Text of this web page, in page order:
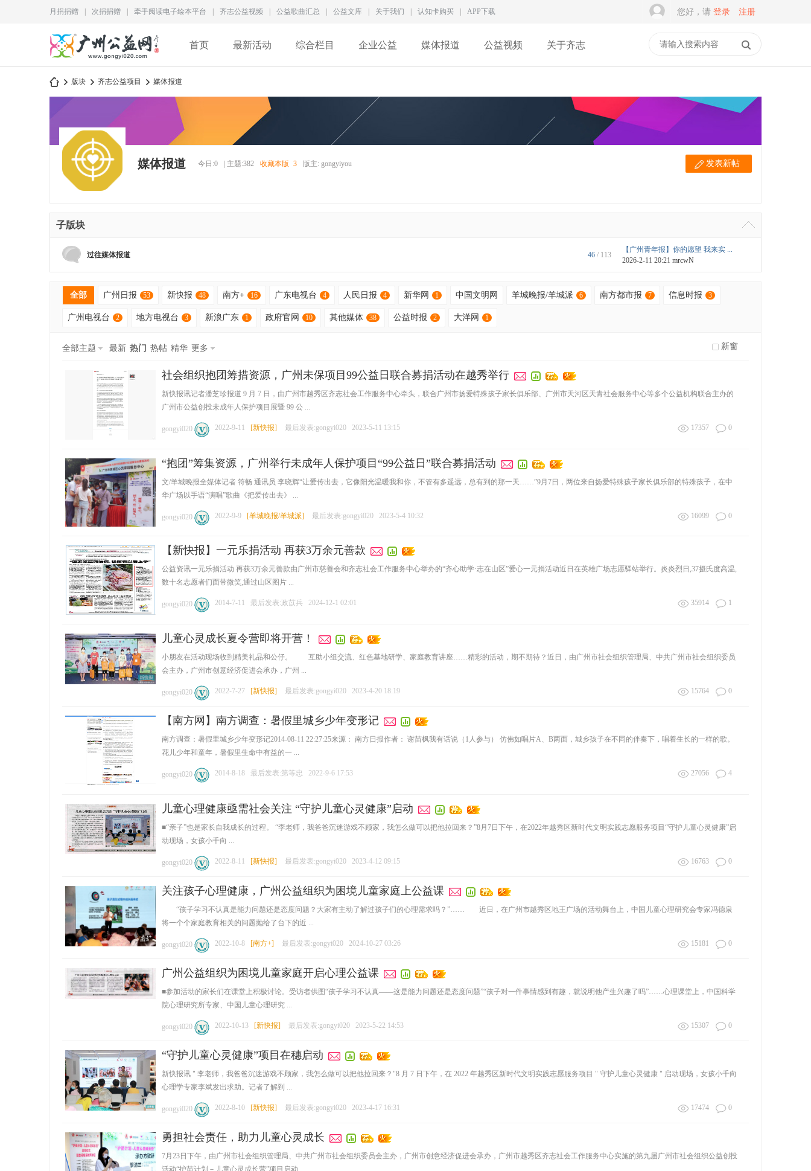
月捐捐赠 次捐捐赠 牵手阅读电子绘本平台 齐志公益视频 公益歌曲汇总 公益文库 关于我们 认知卡购买 APP下载 您好，请 登录 注册
首页 最新活动 综合栏目 企业公益 媒体报道 公益视频 关于齐志
版块 齐志公益项目 媒体报道
媒体报道 今日:0 主题:382 收藏本版 3 版主: gongyiyou 发表新帖
子版块
过往媒体报道 46 / 113
【广州青年报】你的愿望 我来实 ...
2026-2-11 20:21 mrcwN
全部 广州日报 53 新快报 48 南方+ 16 广东电视台 4 人民日报 4 新华网 1 中国文明网 羊城晚报/羊城派 6 南方都市报 7 信息时报 3
广州电视台 2 地方电视台 3 新浪广东 1 政府官网 10 其他媒体 38 公益时报 2 大洋网 1
新窗
全部主题 最新 热门 热帖 精华 更多
社会组织抱团筹措资源，广州未保项目99公益日联合募捐活动在越秀举行
新快报讯记者潘芝珍报道 9 月 7 日，由广州市越秀区齐志社会工作服务中心牵头，联合广州市扬爱特殊孩子家长俱乐部、广州市天河区天青社会服务中心等多个公益机构联合主办的
广州市公益创投未成年人保护项目展暨 99 公 ...
gongyi020 2022-9-11 [新快报] 最后发表:gongyi020 2023-5-11 13:15 17357 0
“抱团”筹集资源，广州举行未成年人保护项目“99公益日”联合募捐活动
文/羊城晚报全媒体记者 符畅 通讯员 李晓辉“让爱传出去，它像阳光温暖我和你，不管有多遥远，总有到的那一天……”9月7日，两位来自扬爱特殊孩子家长俱乐部的特殊孩子，在中
华广场以手语“演唱”歌曲《把爱传出去》 ...
gongyi020 2022-9-9 [羊城晚报/羊城派] 最后发表:gongyi020 2023-5-4 10:32 16099 0
【新快报】一元乐捐活动 再获3万余元善款
公益资讯一元乐捐活动 再获3万余元善款由广州市慈善会和齐志社会工作服务中心举办的“齐心助学·志在山区”爱心一元捐活动近日在英雄广场志愿驿站举行。炎炎烈日,37摄氏度高温,
数十名志愿者们面带微笑,通过山区图片 ...
gongyi020 2014-7-11 最后发表:政苡兵 2024-12-1 02:01 35914 1
儿童心灵成长夏令营即将开营！
小朋友在活动现场收到精美礼品和公仔。 互助小组交流、红色基地研学、家庭教育讲座……精彩的活动，期不期待？近日，由广州市社会组织管理局、中共广州市社会组织委员
会主办，广州市创意经济促进会承办，广州 ...
gongyi020 2022-7-27 [新快报] 最后发表:gongyi020 2023-4-20 18:19 15764 0
【南方网】南方调查：暑假里城乡少年变形记
南方调查：暑假里城乡少年变形记2014-08-11 22:27:25来源： 南方日报作者： 谢苗枫我有话说（1人参与） 仿佛如唱片A、B两面，城乡孩子在不同的伴奏下，唱着生长的一样的歌。
花儿少年和童年，暑假里生命中有益的一 ...
gongyi020 2014-8-18 最后发表:第等忠 2022-9-6 17:53 27056 4
儿童心理健康亟需社会关注 “守护儿童心灵健康”启动
■“亲子”也是家长自我成长的过程。 “李老师，我爸爸沉迷游戏不顾家，我怎么做可以把他拉回来？”8月7日下午，在2022年越秀区新时代文明实践志愿服务项目“守护儿童心灵健康”启
动现场，女孩小千向 ...
gongyi020 2022-8-11 [新快报] 最后发表:gongyi020 2023-4-12 09:15 16763 0
关注孩子心理健康，广州公益组织为困境儿童家庭上公益课
“孩子学习不认真是能力问题还是态度问题？大家有主动了解过孩子们的心理需求吗？”…… 近日，在广州市越秀区地王广场的活动舞台上，中国儿童心理研究会专家冯德泉
将一个个家庭教育相关的问题抛给了台下的近 ...
gongyi020 2022-10-8 [南方+] 最后发表:gongyi020 2024-10-27 03:26 15181 0
广州公益组织为困境儿童家庭开启心理公益课
■参加活动的家长们在课堂上积极讨论。受访者供图“孩子学习不认真——这是能力问题还是态度问题”“孩子对一件事情感到有趣，就说明他产生兴趣了吗”……心理课堂上，中国科学
院心理研究所专家、中国儿童心理研究 ...
gongyi020 2022-10-13 [新快报] 最后发表:gongyi020 2023-5-22 14:53 15307 0
“守护儿童心灵健康”项目在穗启动
新快报讯 " 李老师，我爸爸沉迷游戏不顾家，我怎么做可以把他拉回来？"8 月 7 日下午，在 2022 年越秀区新时代文明实践志愿服务项目 " 守护儿童心灵健康 " 启动现场，女孩小千向
心理学专家李斌发出求助。记者了解到 ...
gongyi020 2022-8-10 [新快报] 最后发表:gongyi020 2023-4-17 16:31 17474 0
勇担社会责任，助力儿童心灵成长
7月23日下午，由广州市社会组织管理局、中共广州市社会组织委员会主办，广州市创意经济促进会承办，广州市越秀区齐志社会工作服务中心实施的第九届广州市社会组织公益创投
活动“护苗计划－儿童心灵成长营”项目启动 ...